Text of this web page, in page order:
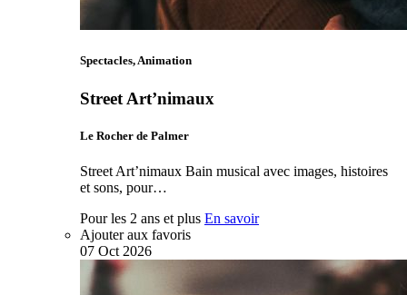
Spectacles, Animation
Street Art’nimaux
Le Rocher de Palmer
Street Art’nimaux Bain musical avec images, histoires
et sons, pour…
Pour les 2 ans et plus En savoir
Ajouter aux favoris
07 Oct 2026